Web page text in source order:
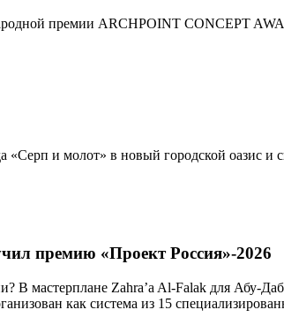
премии ARCHPOINT CONCEPT
и молот» в новый городской оазис и
премию «Проект Россия»-2026
В мастерплане Zahra’a Al-Falak для Абу-
как система из 15